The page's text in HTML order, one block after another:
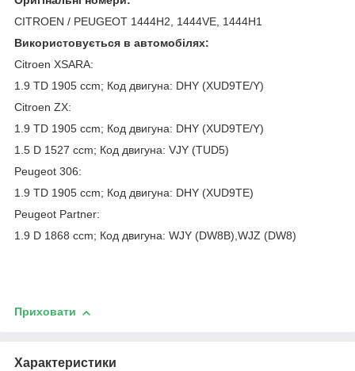
CITROEN / PEUGEOT 1444H2, 1444VE, 1444H1
Використовується в автомобілях:
Citroen XSARA:
1.9 TD 1905 ccm; Код двигуна: DHY (XUD9TE/Y)
Citroen ZX:
1.9 TD 1905 ccm; Код двигуна: DHY (XUD9TE/Y)
1.5 D 1527 ccm; Код двигуна: VJY (TUD5)
Peugeot 306:
1.9 TD 1905 ccm; Код двигуна: DHY (XUD9TE)
Peugeot Partner:
1.9 D 1868 ccm; Код двигуна: WJY (DW8B),WJZ (DW8)
Приховати
Характеристики